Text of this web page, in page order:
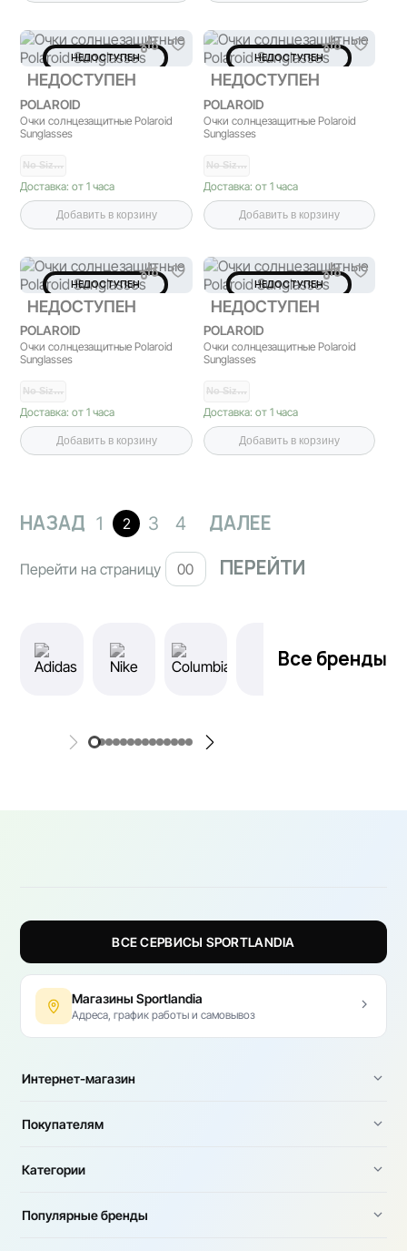
НЕДОСТУПЕН
НЕДОСТУПЕН
POLAROID
Очки солнцезащитные Polaroid
Sunglasses
No Siz…
Доставка: от 1 часа
Добавить в корзину
НЕДОСТУПЕН
НЕДОСТУПЕН
POLAROID
Очки солнцезащитные Polaroid
Sunglasses
No Siz…
Доставка: от 1 часа
Добавить в корзину
НЕДОСТУПЕН
НЕДОСТУПЕН
POLAROID
Очки солнцезащитные Polaroid
Sunglasses
No Siz…
Доставка: от 1 часа
Добавить в корзину
НЕДОСТУПЕН
НЕДОСТУПЕН
POLAROID
Очки солнцезащитные Polaroid
Sunglasses
No Siz…
Доставка: от 1 часа
Добавить в корзину
НАЗАД 1 2 3 4 ДАЛЕЕ
Перейти на страницу
Все бренды
ВСЕ СЕРВИСЫ SPORTLANDIA
Магазины Sportlandia
Адреса, график работы и самовывоз
Интернет-магазин
Покупателям
Категории
Популярные бренды